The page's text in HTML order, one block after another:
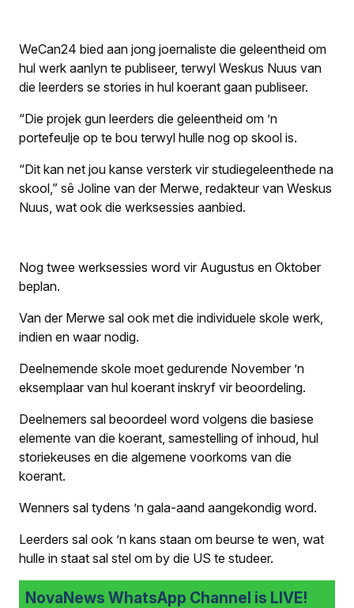
WeCan24 bied aan jong joernaliste die geleentheid om
hul werk aanlyn te publiseer, terwyl Weskus Nuus van
die leerders se stories in hul koerant gaan publiseer.
“Die projek gun leerders die geleentheid om ’n
portefeulje op te bou terwyl hulle nog op skool is.
“Dit kan net jou kanse versterk vir studiegeleenthede na
skool,” sê Joline van der Merwe, redakteur van Weskus
Nuus, wat ook die werksessies aanbied.
Nog twee werksessies word vir Augustus en Oktober
beplan.
Van der Merwe sal ook met die individuele skole werk,
indien en waar nodig.
Deelnemende skole moet gedurende November ’n
eksemplaar van hul koerant inskryf vir beoordeling.
Deelnemers sal beoordeel word volgens die basiese
elemente van die koerant, samestelling of inhoud, hul
storiekeuses en die algemene voorkoms van die
koerant.
Wenners sal tydens ’n gala-aand aangekondig word.
Leerders sal ook ’n kans staan om beurse te wen, wat
hulle in staat sal stel om by die US te studeer.
NovaNews WhatsApp Channel is LIVE!